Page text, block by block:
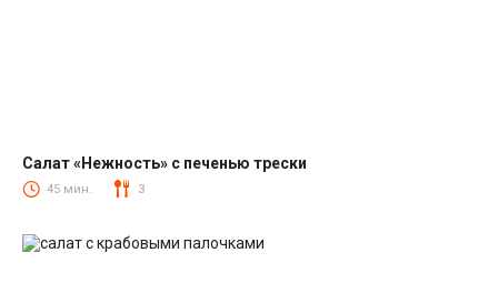
Салаты из печени трески
Салат «Нежность» с печенью трески
45 мин. 3